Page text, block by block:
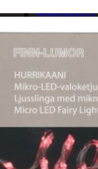
Hyvinvointi
Muu
Pyykinpesu
Kuivaus
Siivous
Muut